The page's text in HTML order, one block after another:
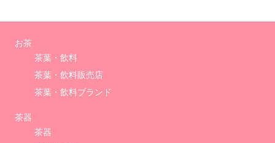
お茶
茶葉・飲料
茶葉・飲料販売店
茶葉・飲料ブランド
茶器
茶器